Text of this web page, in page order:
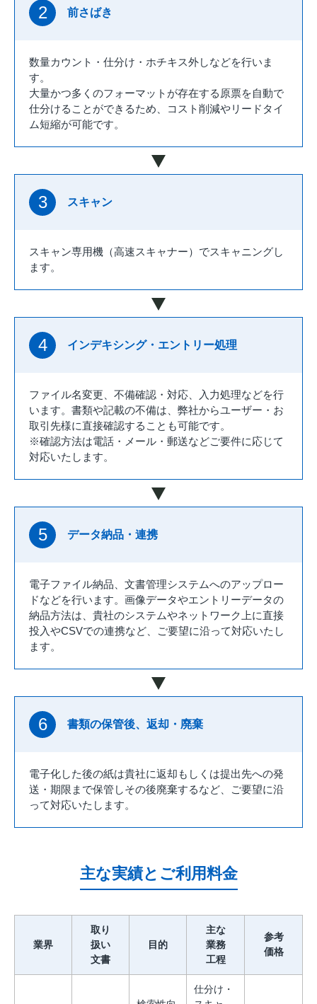
2 前さばき
数量カウント・仕分け・ホチキス外しなどを行いま
す。
大量かつ多くのフォーマットが存在する原票を自動で
仕分けることができるため、コスト削減やリードタイ
ム短縮が可能です。
3 スキャン
スキャン専用機（高速スキャナー）でスキャニングし
ます。
4 インデキシング・エントリー処理
ファイル名変更、不備確認・対応、入力処理などを行
います。書類や記載の不備は、弊社からユーザー・お
取引先様に直接確認することも可能です。
※確認方法は電話・メール・郵送などご要件に応じて
対応いたします。
5 データ納品・連携
電子ファイル納品、文書管理システムへのアップロー
ドなどを行います。画像データやエントリーデータの
納品方法は、貴社のシステムやネットワーク上に直接
投入やCSVでの連携など、ご要望に沿って対応いたし
ます。
6 書類の保管後、返却・廃棄
電子化した後の紙は貴社に返却もしくは提出先への発
送・期限まで保管しその後廃棄するなど、ご要望に沿
って対応いたします。
主な実績とご利用料金
業界
取り
扱い
文書
目的
主な
業務
工程
参考
価格
仕分け・